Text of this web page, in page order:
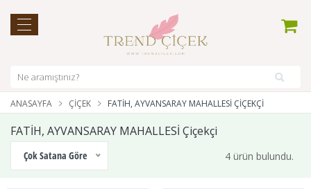
ANASAYFA ÇIÇEK FATİH, AYVANSARAY MAHALLESİ ÇIÇEKÇI
FATİH, AYVANSARAY MAHALLESİ Çiçekçi
Çok Satana Göre 4 ürün bulundu.